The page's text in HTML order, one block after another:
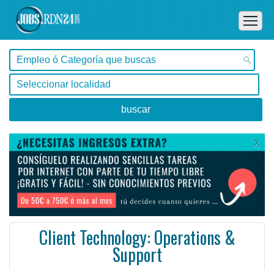
X
Client Technology: Operations &
Support